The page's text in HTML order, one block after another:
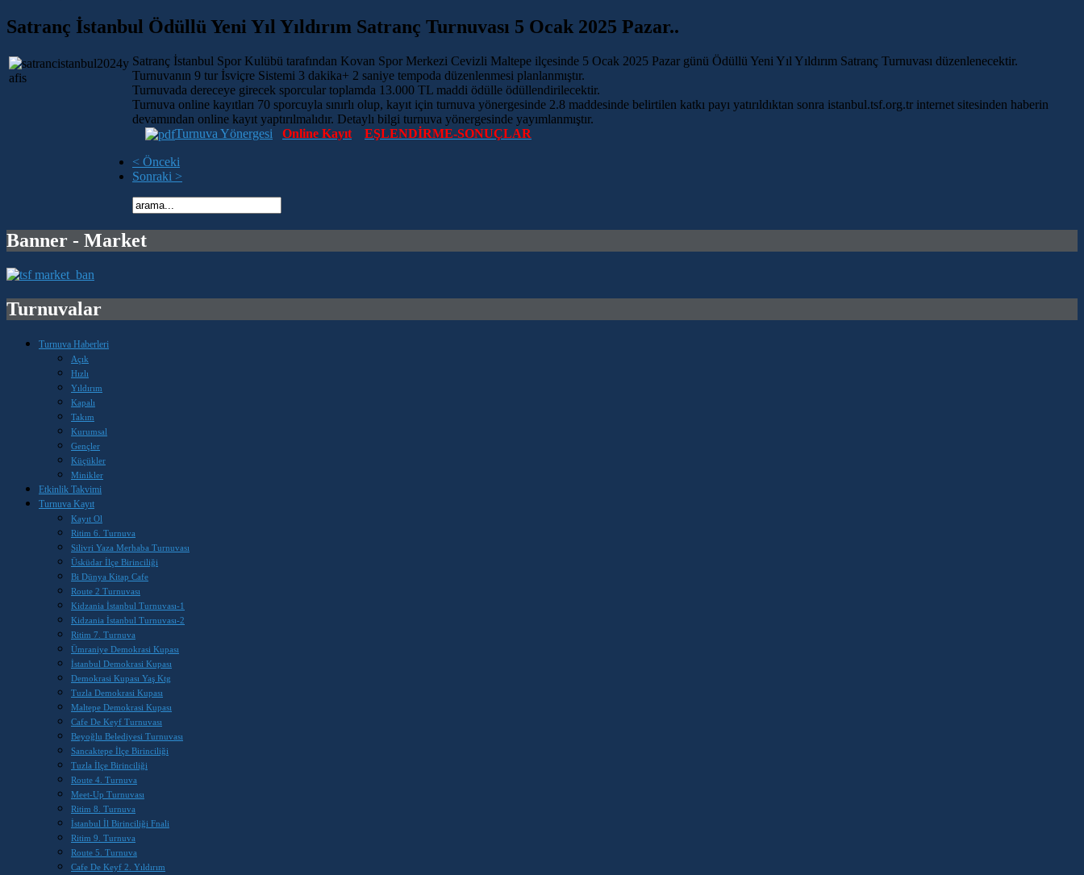
Satranç İstanbul Ödüllü Yeni Yıl Yıldırım Satranç Turnuvası 5 Ocak 2025 Pazar..
Satranç İstanbul Spor Kulübü tarafından Kovan Spor Merkezi Cevizli Maltepe ilçesinde 5 Ocak 2025 Pazar günü Ödüllü Yeni Yıl Yıldırım Satranç Turnuvası düzenlenecektir.
Turnuvanın 9 tur İsviçre Sistemi 3 dakika+ 2 saniye tempoda düzenlenmesi planlanmıştır.
Turnuvada dereceye girecek sporcular toplamda 13.000 TL maddi ödülle ödüllendirilecektir.
Turnuva online kayıtları 70 sporcuyla sınırlı olup, kayıt için turnuva yönergesinde 2.8 maddesinde belirtilen katkı payı yatırıldıktan sonra istanbul.tsf.org.tr internet sitesinden haberin
devamından online kayıt yaptırılmalıdır. Detaylı bilgi turnuva yönergesinde yayımlanmıştır.
Turnuva Yönergesi
Online Kayıt EŞLENDİRME-SONUÇLAR
< Önceki
Sonraki >
Banner - Market
Turnuvalar
Turnuva Haberleri
Açık
Hızlı
Yıldırım
Kapalı
Takım
Kurumsal
Gençler
Küçükler
Minikler
Etkinlik Takvimi
Turnuva Kayıt
Kayıt Ol
Ritim 6. Turnuva
Silivri Yaza Merhaba Turnuvası
Üsküdar İlçe Birinciliği
Bi Dünya Kitap Cafe
Route 2 Turnuvası
Kidzania İstanbul Turnuvası-1
Kidzania İstanbul Turnuvası-2
Ritim 7. Turnuva
Ümraniye Demokrasi Kupası
İstanbul Demokrasi Kupası
Demokrasi Kupası Yaş Ktg
Tuzla Demokrasi Kupası
Maltepe Demokrasi Kupası
Cafe De Keyf Turnuvası
Beyoğlu Belediyesi Turnuvası
Sancaktepe İlçe Birinciliği
Tuzla İlçe Birinciliği
Route 4. Turnuva
Meet-Up Turnuvası
Ritim 8. Turnuva
İstanbul İl Birinciliği Fnali
Ritim 9. Turnuva
Route 5. Turnuva
Cafe De Keyf 2. Yıldırım